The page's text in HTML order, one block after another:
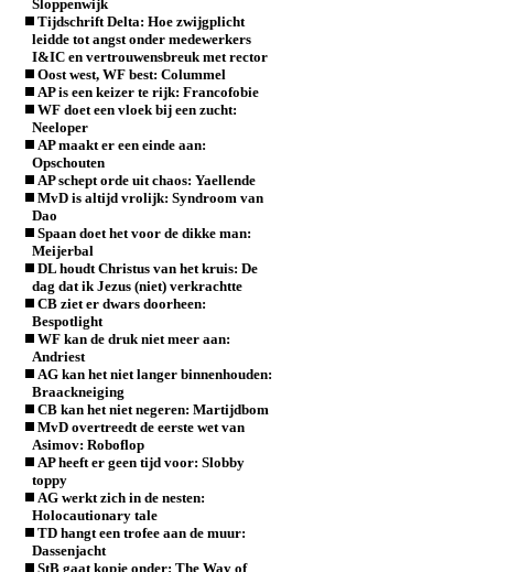
Sloppenwijk
Tijdschrift Delta: Hoe zwijgplicht
leidde tot angst onder medewerkers
I&IC en vertrouwensbreuk met rector
Oost west, WF best: Colummel
AP is een keizer te rijk: Francofobie
WF doet een vloek bij een zucht:
Neeloper
AP maakt er een einde aan:
Opschouten
AP schept orde uit chaos: Yaellende
MvD is altijd vrolijk: Syndroom van
Dao
Spaan doet het voor de dikke man:
Meijerbal
DL houdt Christus van het kruis: De
dag dat ik Jezus (niet) verkrachtte
CB ziet er dwars doorheen:
Bespotlight
WF kan de druk niet meer aan:
Andriest
AG kan het niet langer binnenhouden:
Braackneiging
CB kan het niet negeren: Martijdbom
MvD overtreedt de eerste wet van
Asimov: Roboflop
AP heeft er geen tijd voor: Slobby
toppy
AG werkt zich in de nesten:
Holocautionary tale
TD hangt een trofee aan de muur:
Dassenjacht
StB gaat kopje onder: The Way of